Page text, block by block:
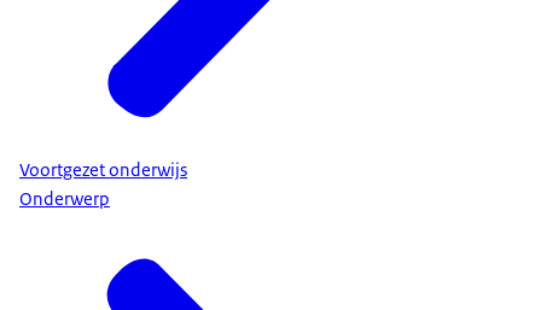
Voortgezet onderwijs
Onderwerp